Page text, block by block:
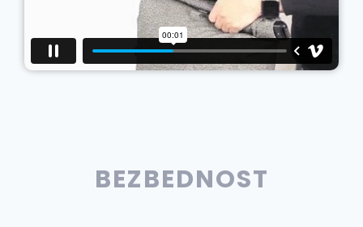
BEZBEDNOST